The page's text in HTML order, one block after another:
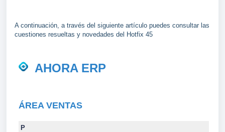
A continuación, a través del siguiente artículo puedes consultar las
cuestiones resueltas y novedades del Hotfix 45
AHORA ERP
ÁREA VENTAS
P